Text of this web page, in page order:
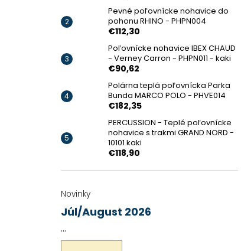
Pevné poľovnícke nohavice do
pohonu RHINO - PHPN004
€112,30
Poľovnícke nohavice IBEX CHAUD
- Verney Carron - PHPN011 - kaki
€90,62
Polárna teplá poľovnícka Parka
Bunda MARCO POLO - PHVE014
€182,35
PERCUSSION - Teplé poľovnícke
nohavice s trakmi GRAND NORD -
10101 kaki
€118,90
Novinky
Júl/August 2026
...